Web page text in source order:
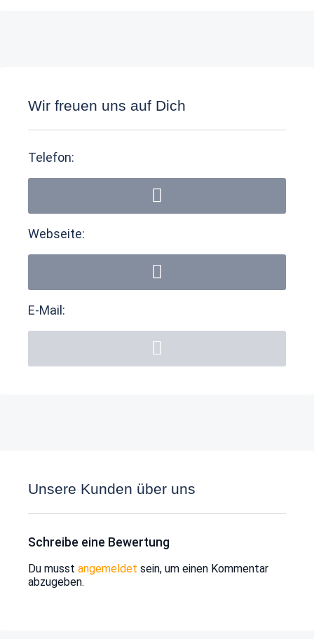
Wir freuen uns auf Dich
Telefon:
Webseite:
E-Mail:
Unsere Kunden über uns
Schreibe eine Bewertung
Du musst angemeldet sein, um einen Kommentar
abzugeben.